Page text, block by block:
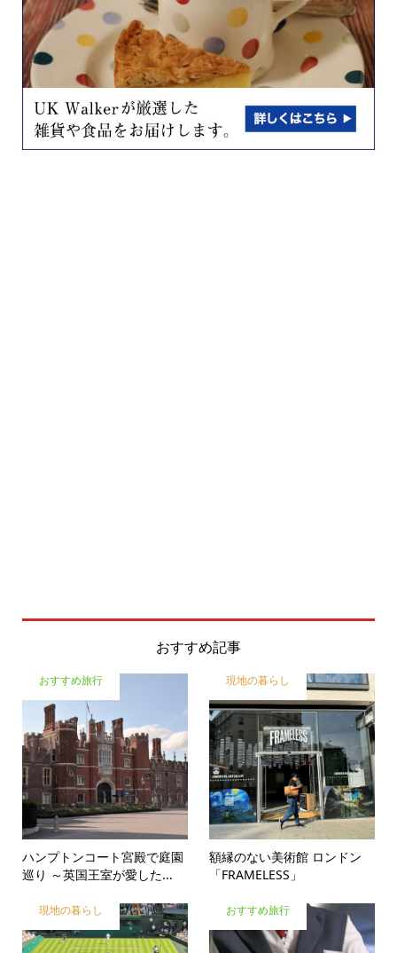
おすすめ記事
おすすめ旅行
ハンプトンコート宮殿で庭園
巡り ～英国王室が愛した...
現地の暮らし
額縁のない美術館 ロンドン
「FRAMELESS」
現地の暮らし おすすめ旅行